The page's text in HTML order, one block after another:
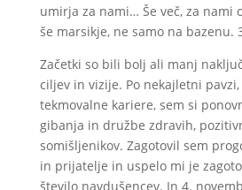
umirja za nami… Še več, za nami
še marsikje, ne samo na bazenu.
Začetki so bili bolj ali manj
ciljev in vizije. Po nekajletni
tekmovalne kariere, sem si
gibanja in družbe zdravih,
somišljenikov. Zagotovil sem
in prijatelje in uspelo mi je
število navdušencev. In 4.